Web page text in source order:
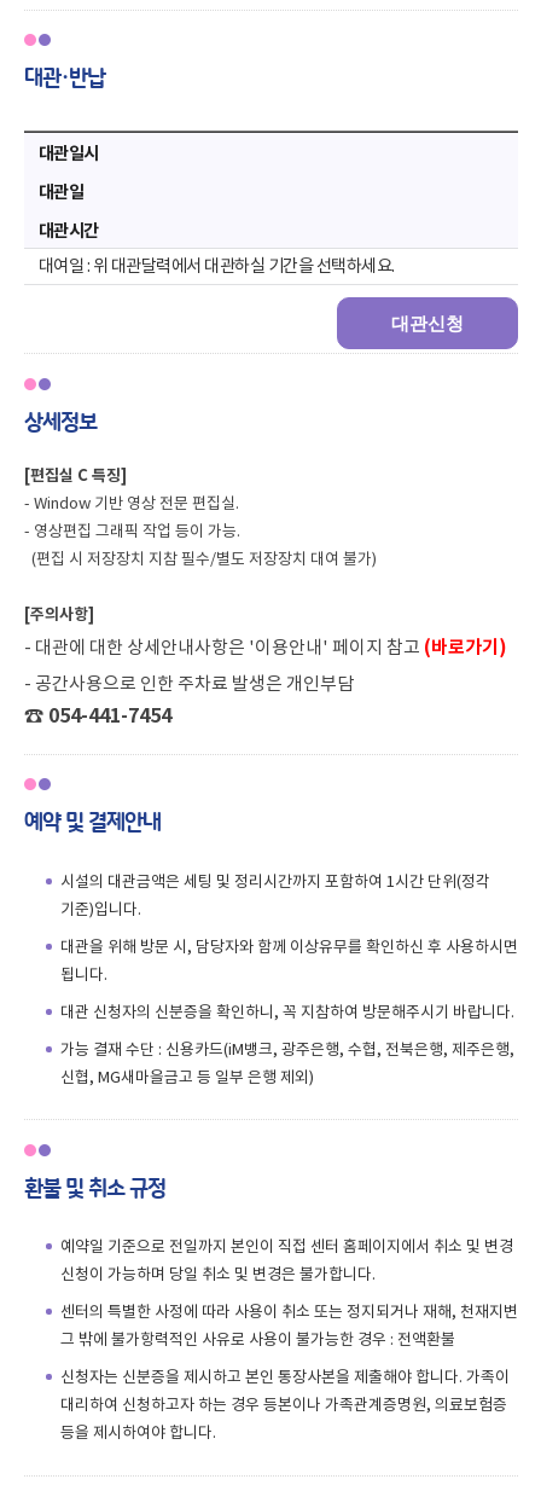
대관·반납
대관일시
대관일
대관시간
위 대관달력에서 대관하실 기간을 선택하세요.
대관신청
상세정보
[편집실 C 특징]
- Window 기반 영상 전문 편집실.
- 영상편집 그래픽 작업 등이 가능.
(편집 시 저장장치 지참 필수/별도 저장장치 대여 불가)
[주의사항]
- 대관에 대한 상세안내사항은 '이용안내' 페이지 참고 (바로가기)
- 공간사용으로 인한 주차료 발생은 개인부담
☎ 054-441-7454
예약 및 결제안내
시설의 대관금액은 세팅 및 정리시간까지 포함하여 1시간 단위(정각
기준)입니다.
대관을 위해 방문 시, 담당자와 함께 이상유무를 확인하신 후 사용하시면
됩니다.
대관 신청자의 신분증을 확인하니, 꼭 지참하여 방문해주시기 바랍니다.
가능 결재 수단 : 신용카드(iM뱅크, 광주은행, 수협, 전북은행, 제주은행,
신협, MG새마을금고 등 일부 은행 제외)
환불 및 취소 규정
예약일 기준으로 전일까지 본인이 직접 센터 홈페이지에서 취소 및 변경
신청이 가능하며 당일 취소 및 변경은 불가합니다.
센터의 특별한 사정에 따라 사용이 취소 또는 정지되거나 재해, 천재지변
그 밖에 불가항력적인 사유로 사용이 불가능한 경우 : 전액환불
신청자는 신분증을 제시하고 본인 통장사본을 제출해야 합니다. 가족이
대리하여 신청하고자 하는 경우 등본이나 가족관계증명원, 의료보험증
등을 제시하여야 합니다.